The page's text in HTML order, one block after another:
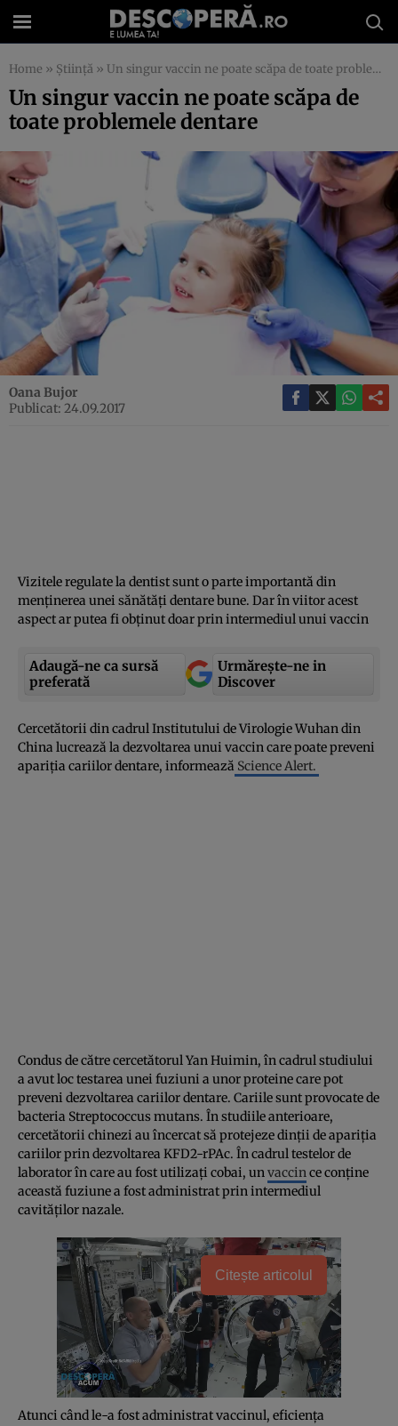
Home » Știință » Un singur vaccin ne poate scăpa de toate problemele dentare
Un singur vaccin ne poate scăpa de
toate problemele dentare
Oana Bujor
Publicat: 24.09.2017
Vizitele regulate la dentist sunt o parte importantă din
menţinerea unei sănătăţi dentare bune. Dar în viitor acest
aspect ar putea fi obţinut doar prin intermediul unui vaccin
Adaugă-ne ca sursă
preferată
Urmărește-ne in
Discover
Cercetătorii din cadrul Institutului de Virologie Wuhan din
China lucrează la dezvoltarea unui vaccin care poate preveni
apariţia cariilor dentare, informează Science Alert.
Condus de către cercetătorul Yan Huimin, în cadrul studiului
a avut loc testarea unei fuziuni a unor proteine care pot
preveni dezvoltarea cariilor dentare. Cariile sunt provocate de
bacteria Streptococcus mutans. În studiile anterioare,
cercetătorii chinezi au încercat să protejeze dinţii de apariţia
cariilor prin dezvoltarea KFD2-rPAc. În cadrul testelor de
laborator în care au fost utilizaţi cobai, unvaccince conţine
această fuziune a fost administrat prin intermediul
cavităţilor nazale.
Citește articolul
Atunci când le-a fost administrat vaccinul, eficienţa